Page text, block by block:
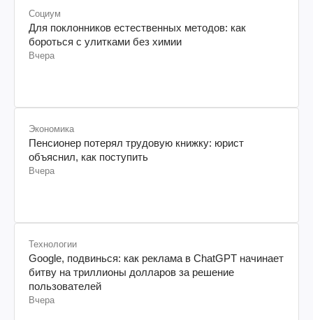
Социум
Для поклонников естественных методов: как
бороться с улитками без химии
Вчера
Экономика
Пенсионер потерял трудовую книжку: юрист
объяснил, как поступить
Вчера
Технологии
Google, подвинься: как реклама в ChatGPT начинает
битву на триллионы долларов за решение
пользователей
Вчера